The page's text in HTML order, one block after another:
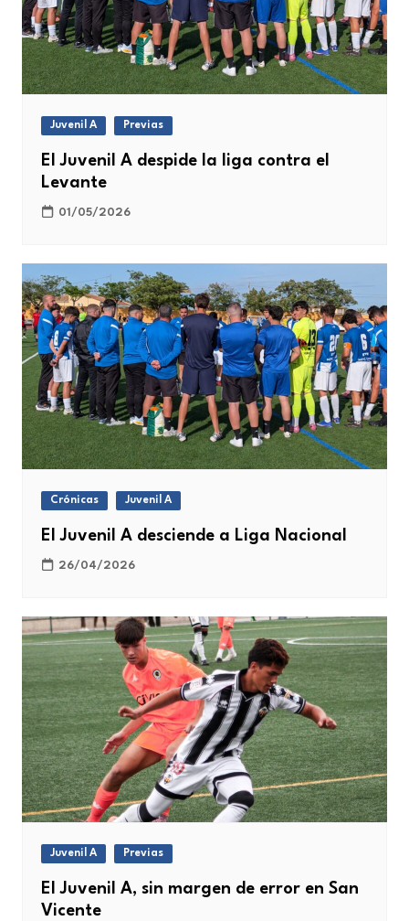
Juvenil A Previas
El Juvenil A despide la liga contra el
Levante
01/05/2026
Crónicas Juvenil A
El Juvenil A desciende a Liga Nacional
26/04/2026
Juvenil A Previas
El Juvenil A, sin margen de error en San
Vicente